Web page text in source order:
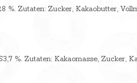
Zutaten: Zucker, Kakaobutter,
%. Zutaten: Kakaomasse, Zucker,